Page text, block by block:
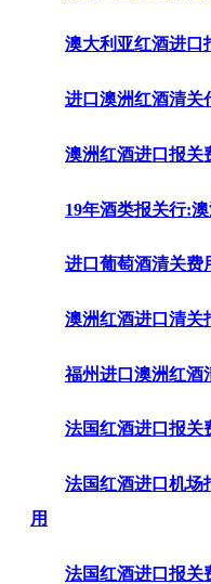
澳大利亚红酒进口
进口澳洲红酒清关
澳洲红酒进口报关
19年酒类报关行:
进口葡萄酒清关费
澳洲红酒进口清关
福州进口澳洲红酒
法国红酒进口报关
法国红酒进口机场
用
法国红酒进口报关